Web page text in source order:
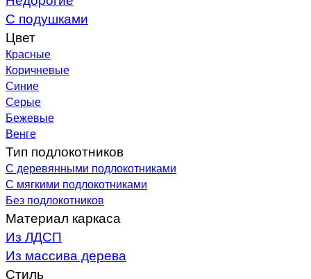
С подушками
Цвет
Красные
Коричневые
Синие
Серые
Бежевые
Венге
Тип подлокотников
С деревянными подлокотниками
С мягкими подлокотниками
Без подлокотников
Материал каркаса
Из ЛДСП
Из массива дерева
Стиль